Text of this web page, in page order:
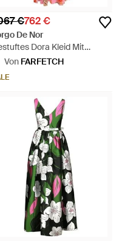
€762 €
De Nor
Dora Kleid Mit
- Weiß
Von FARFETCH